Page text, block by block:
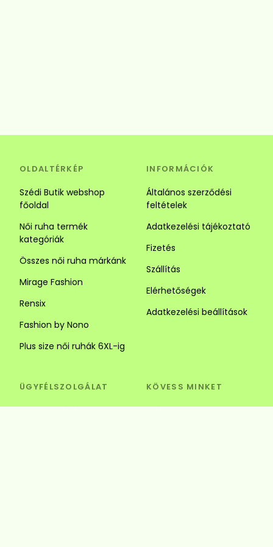
OLDALTÉRKÉP
Szédi Butik webshop
főoldal
Női ruha termék
kategóriák
Összes női ruha márkánk
Mirage Fashion
Rensix
Fashion by Nono
Plus size női ruhák 6XL-ig
INFORMÁCIÓK
Általános szerződési
feltételek
Adatkezelési tájékoztató
Fizetés
Szállítás
Elérhetőségek
Adatkezelési beállítások
ÜGYFÉLSZOLGÁLAT
Visszaküldés és csere
KÖVESS MINKET
Szédi Butik Webshop